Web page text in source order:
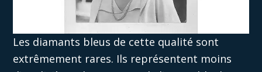
Les diamants bleus de cette qualité sont
extrêmement rares. Ils représentent moins